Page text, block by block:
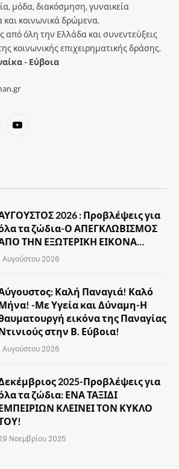
μόδα, διακόσμηση, γυναικεία
και κοινωνικά δρώμενα.
από όλη την Ελλάδα και συνεντεύξεις
κοινωνικής επιχειρηματικής δράσης.
- Εύβοια
YouTube
2026 : Προβλέψεις για
τα ζώδια-Ο ΑΠΕΓΚΛΩΒΙΣΜΟΣ
ΤΗΝ ΕΞΩΤΕΡΙΚΗ ΕΙΚΟΝΑ…
Αυγούστου 2026
Καλή Παναγιά! Καλό
-Με Υγεία και Δύναμη-Η
εικόνα της Παναγίας
στην Β. Εύβοια!
Αυγούστου 2026
2025-Προβλέψεις για
τα ζώδια: ΕΝΑ ΤΑΞΙΔΙ
ΚΛΕΙΝΕΙ ΤΟΝ ΚΥΚΛΟ
Νοεμβρίου 2025